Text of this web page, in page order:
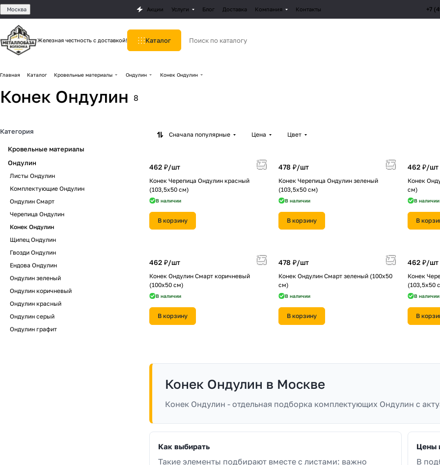
Москва Акции Услуги Блог Доставка Компания Контакты +7
Железная честность с доставкой! Каталог
Главная Каталог Кровельные материалы Ондулин Конек Ондулин
Конек Ондулин 8
Сначала популярные Цена Цвет
462 ₽/шт
Конек Черепица Ондулин красный
(103,5х50 см)
В наличии
В корзину
478 ₽/шт
Конек Черепица Ондулин зеленый
(103,5х50 см)
В наличии
В корзину
462 ₽/шт
Конек
см)
В наличии
В
462 ₽/шт
Конек Ондулин Смарт коричневый
(100х50 см)
В наличии
В корзину
478 ₽/шт
Конек Ондулин Смарт зеленый (100х50
см)
В наличии
В корзину
462 ₽/шт
Конек
(103,5х50
В наличии
В
Конек Ондулин в Москве
Конек Ондулин - отдельная подборка комплектующих Ондулин с
Как выбирать
Такие элементы подбирают вместе с листами: важно
Цены
В
Категория
Кровельные материалы
Ондулин
Листы Ондулин
Комплектующие Ондулин
Ондулин Смарт
Черепица Ондулин
Конек Ондулин
Щипец Ондулин
Гвозди Ондулин
Ендова Ондулин
Ондулин зеленый
Ондулин коричневый
Ондулин красный
Ондулин серый
Ондулин графит